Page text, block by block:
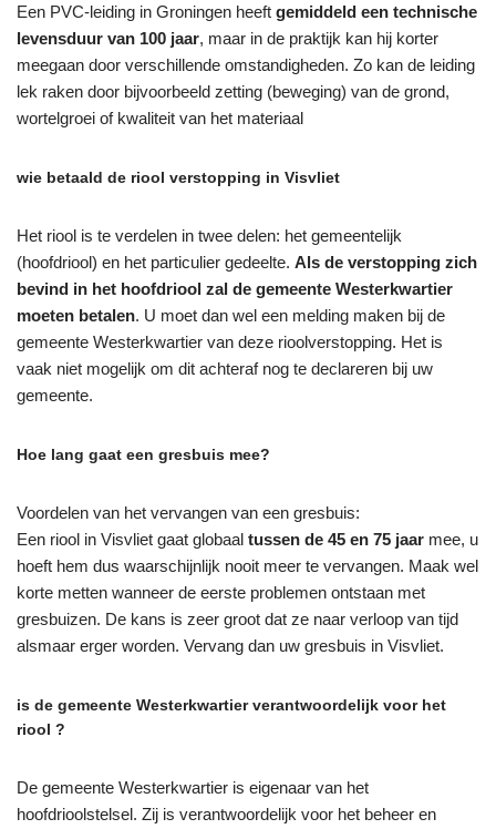
Een PVC-leiding in Groningen heeft gemiddeld een technische
levensduur van 100 jaar, maar in de praktijk kan hij korter
meegaan door verschillende omstandigheden. Zo kan de leiding
lek raken door bijvoorbeeld zetting (beweging) van de grond,
wortelgroei of kwaliteit van het materiaal
wie betaald de riool verstopping in Visvliet
Het riool is te verdelen in twee delen: het gemeentelijk
(hoofdriool) en het particulier gedeelte. Als de verstopping zich
bevind in het hoofdriool zal de gemeente Westerkwartier
moeten betalen. U moet dan wel een melding maken bij de
gemeente Westerkwartier van deze rioolverstopping. Het is
vaak niet mogelijk om dit achteraf nog te declareren bij uw
gemeente.
Hoe lang gaat een gresbuis mee?
Voordelen van het vervangen van een gresbuis:
Een riool in Visvliet gaat globaal tussen de 45 en 75 jaar mee, u
hoeft hem dus waarschijnlijk nooit meer te vervangen. Maak wel
korte metten wanneer de eerste problemen ontstaan met
gresbuizen. De kans is zeer groot dat ze naar verloop van tijd
alsmaar erger worden. Vervang dan uw gresbuis in Visvliet.
is de gemeente Westerkwartier verantwoordelijk voor het
riool ?
De gemeente Westerkwartier is eigenaar van het
hoofdrioolstelsel. Zij is verantwoordelijk voor het beheer en